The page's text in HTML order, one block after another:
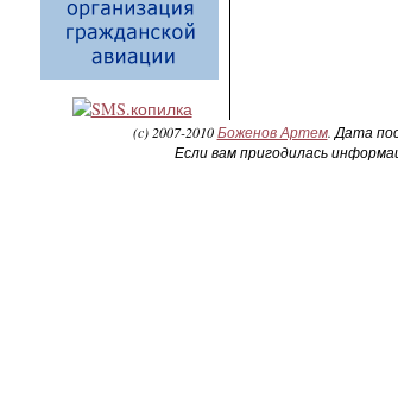
(c) 2007-2010Боженов Артем. Дата
Если вам пригодилась